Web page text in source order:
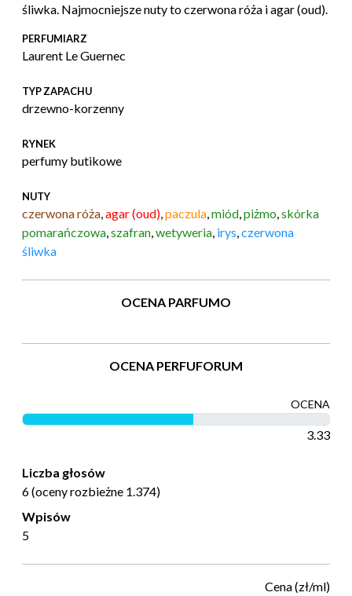
śliwka. Najmocniejsze nuty to czerwona róża i agar (oud).
PERFUMIARZ
Laurent Le Guernec
TYP ZAPACHU
drzewno-korzenny
RYNEK
perfumy butikowe
NUTY
czerwona róża,agar (oud),paczula,miód,piżmo,skórka
pomarańczowa,szafran,wetyweria, irys,czerwona
śliwka
OCENA PARFUMO
OCENA PERFUFORUM
OCENA
3.33
Liczba głosów
6 (oceny rozbieżne 1.374)
Wpisów
5
Cena (zł/ml)